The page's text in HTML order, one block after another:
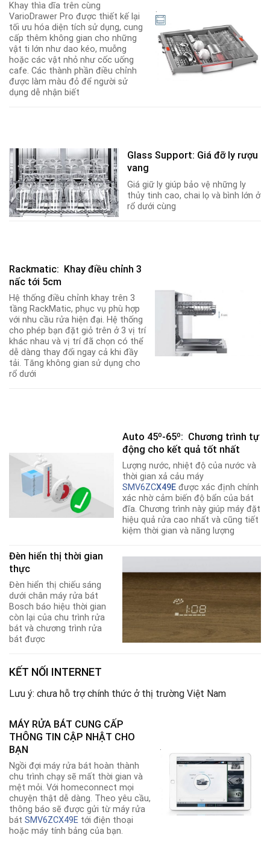
Khay thìa dĩa trên cùng
VarioDrawer Pro được thiết kế lại
tối ưu hóa diện tích sử dụng, cung
cấp thêm không gian cho những
vật ti lớn như dao kéo, muỗng
hoặc các vật nhỏ như cốc uống
cafe. Các thành phần điều chỉnh
được làm màu đỏ để người sử
dụng dễ nhận biết
.
Glass Support: Giá đỡ ly rượu
vang
Giá giữ ly giúp bảo vệ những ly
thủy tinh cao, chai lọ và bình lớn ở
rổ dưới cùng
Rackmatic: Khay điều chỉnh 3
nấc tới 5cm
Hệ thống điều chỉnh khay trên 3
tầng RackMatic, phục vụ phù hợp
với nhu cầu rửa hiện đại. Hệ thống
cho phép bạn đặt giỏ trên ở 3 vị trí
khác nhau và vị trí đã chọn có thể
dễ dàng thay đổi ngay cả khi đầy
tải. Tăng không gian sử dụng cho
rổ dưới
Auto 45º-65º: Chương trình tự
động cho kết quả tốt nhất
Lượng nước, nhiệt độ của nước và
thời gian xả cảu máy
SMV6ZCX49E được xác định chính
xác nhờ cảm biến độ bẩn của bát
đĩa. Chương trình này giúp máy đặt
hiệu quả rửa cao nhất và cũng tiết
kiệm thời gian và năng lượng
Đèn hiển thị thời gian
thực
Đèn hiển thị chiếu sáng
dưới chân máy rửa bát
Bosch báo hiệu thời gian
còn lại của chu trình rửa
bát và chương trình rửa
bát được
KẾT NỐI INTERNET
Lưu ý: chưa hỗ trợ chính thức ở thị trường Việt Nam
MÁY RỬA BÁT CUNG CẤP
THÔNG TIN CẬP NHẬT CHO
BẠN
Ngồi đợi máy rửa bát hoàn thành
chu trình chạy sẽ mất thời gian và
mệt mỏi. Với homeconnect mọi
chuyện thật dễ dàng. Theo yêu cầu,
thông báo sẽ được gửi từ máy rửa
bát SMV6ZCX49E tới điện thoại
hoặc máy tính bảng của bạn.
.